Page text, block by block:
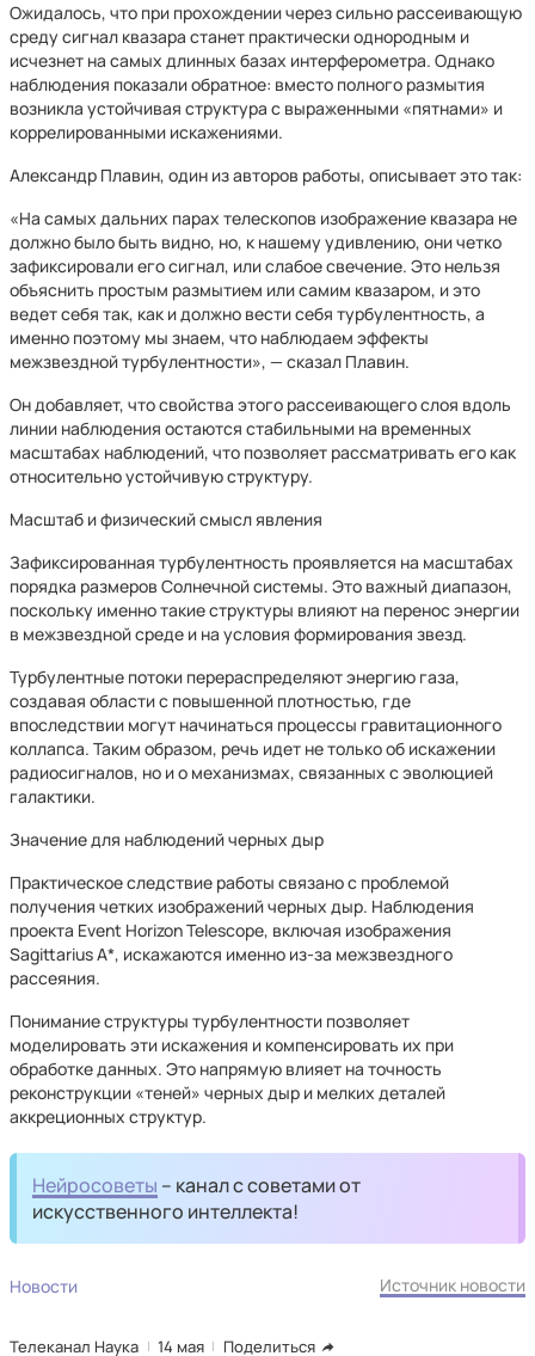
Ожидалось, что при прохождении через сильно рассеивающую
среду сигнал квазара станет практически однородным и
исчезнет на самых длинных базах интерферометра. Однако
наблюдения показали обратное: вместо полного размытия
возникла устойчивая структура с выраженными «пятнами» и
коррелированными искажениями.
Александр Плавин, один из авторов работы, описывает это так:
«На самых дальних парах телескопов изображение квазара не
должно было быть видно, но, к нашему удивлению, они четко
зафиксировали его сигнал, или слабое свечение. Это нельзя
объяснить простым размытием или самим квазаром, и это
ведет себя так, как и должно вести себя турбулентность, а
именно поэтому мы знаем, что наблюдаем эффекты
межзвездной турбулентности», — сказал Плавин.
Он добавляет, что свойства этого рассеивающего слоя вдоль
линии наблюдения остаются стабильными на временных
масштабах наблюдений, что позволяет рассматривать его как
относительно устойчивую структуру.
Масштаб и физический смысл явления
Зафиксированная турбулентность проявляется на масштабах
порядка размеров Солнечной системы. Это важный диапазон,
поскольку именно такие структуры влияют на перенос энергии
в межзвездной среде и на условия формирования звезд.
Турбулентные потоки перераспределяют энергию газа,
создавая области с повышенной плотностью, где
впоследствии могут начинаться процессы гравитационного
коллапса. Таким образом, речь идет не только об искажении
радиосигналов, но и о механизмах, связанных с эволюцией
галактики.
Значение для наблюдений черных дыр
Практическое следствие работы связано с проблемой
получения четких изображений черных дыр. Наблюдения
проекта Event Horizon Telescope, включая изображения
Sagittarius A*, искажаются именно из-за межзвездного
рассеяния.
Понимание структуры турбулентности позволяет
моделировать эти искажения и компенсировать их при
обработке данных. Это напрямую влияет на точность
реконструкции «теней» черных дыр и мелких деталей
аккреционных структур.
Нейросоветы – канал с советами от
искусственного интеллекта!
Новости Источник новости
Телеканал Наука 14 мая Поделиться